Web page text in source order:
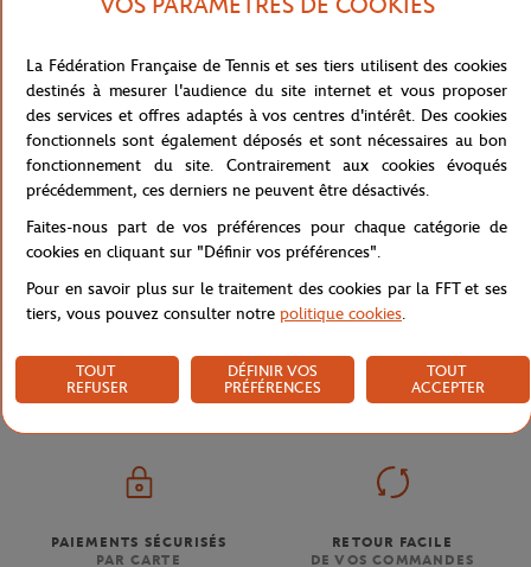
Caractéristiques
Livraison et retours
PAIEMENTS SÉCURISÉS
PAR CARTE
RETOUR FACILE
DE VOS COMMANDES
La Fédération Française de Tennis et ses tiers utilisent des cookies
destinés à mesurer l'audience du site internet et vous proposer
des services et offres adaptés à vos centres d'intérêt. Des cookies
fonctionnels sont également déposés et sont nécessaires au bon
fonctionnement du site. Contrairement aux cookies évoqués
précédemment, ces derniers ne peuvent être désactivés.
Faites-nous part de vos préférences pour chaque catégorie de
cookies en cliquant sur "Définir vos préférences".
Pour en savoir plus sur le traitement des cookies par la FFT et ses
tiers, vous pouvez consulter notre politique cookies.
TOUT
REFUSER
DÉFINIR VOS
PRÉFÉRENCES
TOUT
ACCEPTER